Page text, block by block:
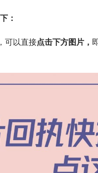
：
可以直接点击下方图片，